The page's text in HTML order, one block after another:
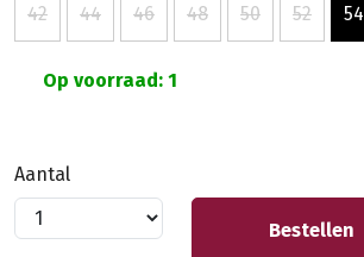
42 44 46 48 50 52 54
Op voorraad: 1
Aantal
Bestellen